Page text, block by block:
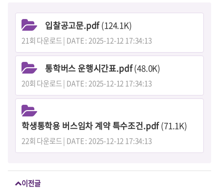
입찰공고문.pdf(124.1K)
21회 다운로드 | DATE : 2025-12-12 17:34:13
통학버스 운행시간표.pdf(48.0K)
20회 다운로드 | DATE : 2025-12-12 17:34:13
학생통학용 버스임차 계약 특수조건.pdf(71.1K)
22회 다운로드 | DATE : 2025-12-12 17:34:13
이전글